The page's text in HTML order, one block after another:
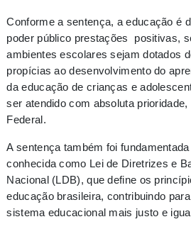
Conforme a sentença, a educação é
poder público prestações positivas,
ambientes escolares sejam dotados
propícias ao desenvolvimento do
da educação de crianças e
ser atendido com absoluta
Federal.
A sentença também foi fundamentada
conhecida como Lei de Diretrizes e
Nacional (LDB), que define os
educação brasileira, contribuindo
sistema educacional mais justo e